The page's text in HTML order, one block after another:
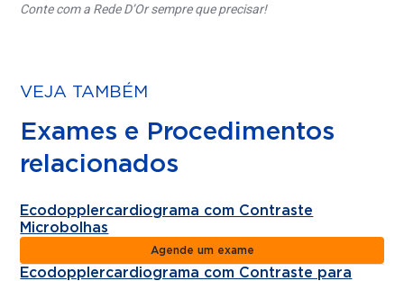
Conte com a Rede D’Or sempre que precisar!
VEJA TAMBÉM
Exames e Procedimentos
relacionados
Ecodopplercardiograma com Contraste
Microbolhas
Agende um exame
Ecodopplercardiograma com Contraste para